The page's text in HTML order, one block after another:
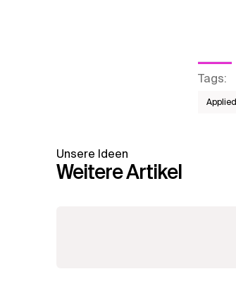
Tags:
Unsere Ideen
Weitere Artikel